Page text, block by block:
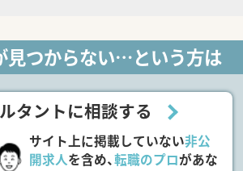
見つからない…という方は
タントに相談する
サイト上に掲載していない非公
開求人を含め、転職のプロがあな